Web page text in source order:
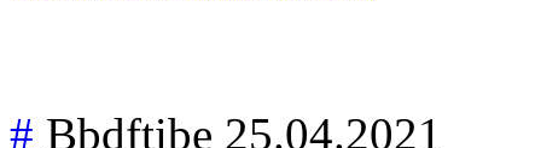
# Bbdftibe 25.04.2021